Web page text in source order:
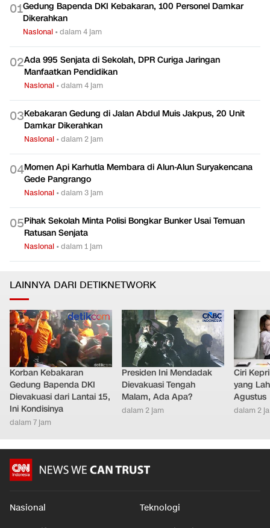
01Gedung Bapenda DKI Kebakaran, 100 Personel Damkar
Dikerahkan
Nasional •dalam 4 jam
02Ada 995 Senjata di Sekolah, DPR Curiga Jaringan
Manfaatkan Pendidikan
Nasional •dalam 4 jam
03Kebakaran Gedung di Jalan Abdul Muis Jakpus, 20 Unit
Damkar Dikerahkan
Nasional •dalam 2 jam
04Momen Api Karhutla Membara di Alun-Alun Suryakencana
Gede Pangrango
Nasional •dalam 3 jam
05Pihak Sekolah Minta Polisi Bongkar Bunker Usai Temuan
Ratusan Senjata
Nasional •dalam 1 jam
LAINNYA DARI DETIKNETWORK
Korban Kebakaran
Gedung Bapenda DKI
Dievakuasi dari Lantai 15,
Ini Kondisinya
dalam 7 jam
Presiden Ini Mendadak
Dievakuasi Tengah
Malam, Ada Apa?
dalam 2 jam
Ciri
yang
Agustus
dalam 2
Nasional Teknologi